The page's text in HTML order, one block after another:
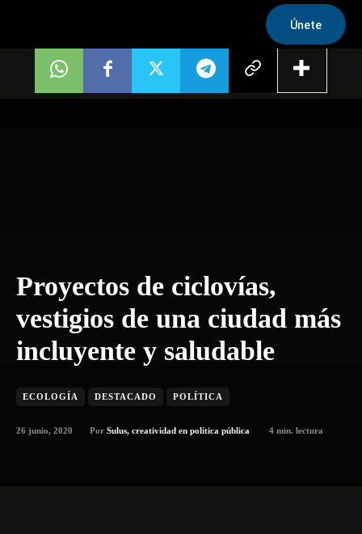
Únete
Proyectos de ciclovías,
vestigios de una ciudad más
incluyente y saludable
ECOLOGÍA DESTACADO POLÍTICA
26 junio, 2020 Por Sulus, creatividad en política pública 4 min. lectura